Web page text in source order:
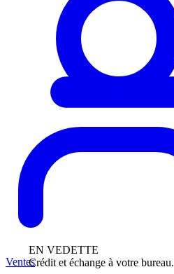
EN VEDETTE
Crédit et échange à votre bureau.
Ventes